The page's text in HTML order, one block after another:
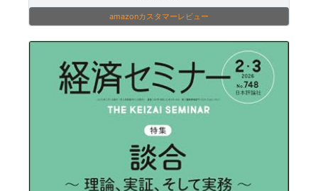
amazonカスタマーレビュー